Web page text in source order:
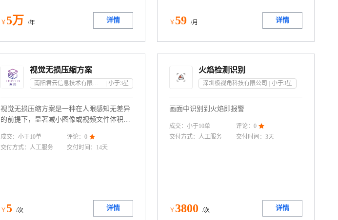
￥ 5万 /年 详情 ￥ 59 /月 详情
视觉无损压缩方案
南阳君云信息技术有限公司 小于3星
视觉无损压缩方案是一种在人眼感知无差异
的前提下，显著减小图像或视频文件体积的
特级完全一致），本方案采用先进的感知编
码算法，在保留关键视觉细节的同时，去除
速度和用户留存率。支持主流图片格式（如
JPEG、PNG、WebP）及视频流，无缝集成
成交： 小于10单 评论： 0 
交付方式： 人工服务 交付时间： 14天
￥ 5 /次 详情
火焰检测识别
深圳极视角科技有限公司 小于3星
画面中识别到火焰即报警
成交：小于10单 评论： 0 
交付方式： 人工服务 交付时间： 3天
￥ 3800 /次 详情